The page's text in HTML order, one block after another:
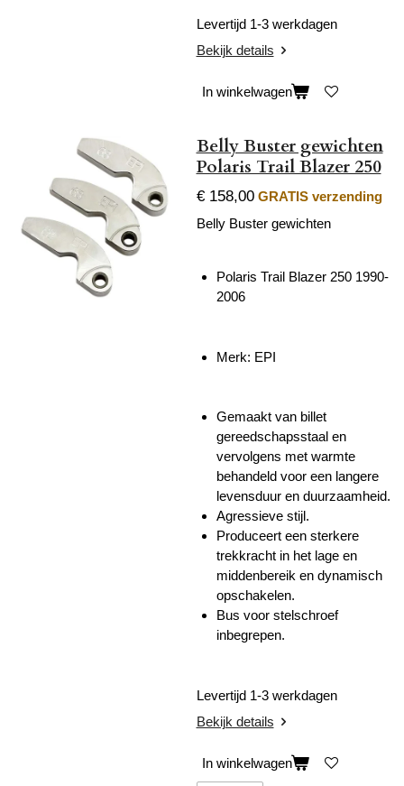
Levertijd 1-3 werkdagen
Bekijk details
In winkelwagen
Belly Buster gewichten
Polaris Trail Blazer 250
€ 158,00 GRATIS verzending
Belly Buster gewichten
Polaris Trail Blazer 250 1990-
2006
Merk: EPI
Gemaakt van billet
gereedschapsstaal en
vervolgens met warmte
behandeld voor een langere
levensduur en duurzaamheid.
Agressieve stijl.
Produceert een sterkere
trekkracht in het lage en
middenbereik en dynamisch
opschakelen.
Bus voor stelschroef
inbegrepen.
Levertijd 1-3 werkdagen
Bekijk details
In winkelwagen